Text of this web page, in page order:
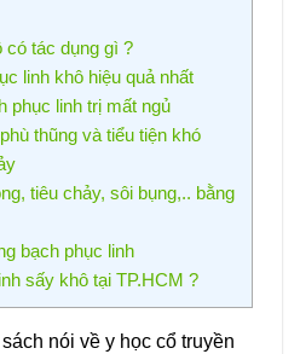
có tác dụng gì ?
linh khô hiệu quả nhất
phục linh trị mất ngủ
thũng và tiểu tiện khó
tiêu chảy, sôi bụng,.. bằng
bạch phục linh
sấy khô tại TP.HCM ?
nói về y học cổ truyền